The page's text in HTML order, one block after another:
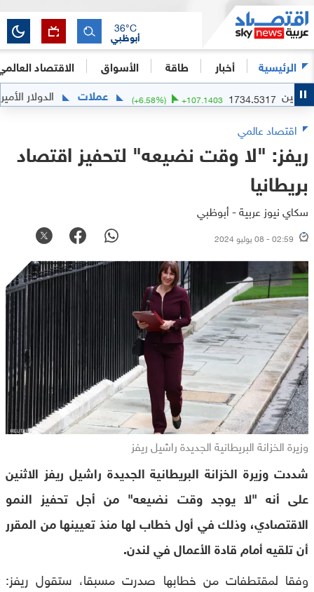
الرئيسية أخبار طاقة الأسواق الاقتصاد
أبوظبي
36°C
1734.5317
+107.1403
(+ 6.58%) عملات
الدولار الأميركي
اقتصاد عالمي
ريفز: "لا وقت نضيعه" لتحفيز اقتصاد
بريطانيا
سكاي نيوز عربية - أبوظبي
02:59 - 08 يوليو 2024
وزيرة الخزانة البريطانية الجديدة راشيل ريفز
شددت وزيرة الخزانة البريطانية الجديدة راشيل ريفز الاثنين
على أنه "لا يوجد وقت نضيعه" من أجل تحفيز النمو
الاقتصادي، وذلك في أول خطاب لها منذ تعيينها من المقرر
أن تلقيه أمام قادة الأعمال في لندن.
وفقا لمقتطفات من خطابها صدرت مسبقا، ستقول ريفز: